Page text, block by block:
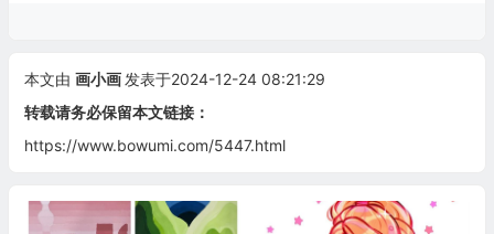
本文由 画小画 发表于2024-12-24 08:21:29
转载请务必保留本文链接：
https://www.bowumi.com/5447.html